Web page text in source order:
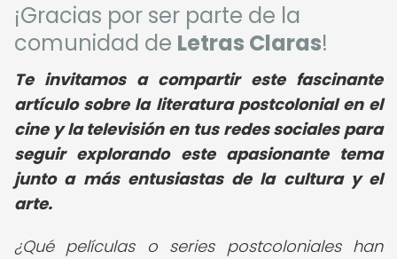
¡Gracias por ser parte de la
comunidad de Letras Claras!
Te invitamos a compartir este fascinante
artículo sobre la literatura postcolonial en el
cine y la televisión en tus redes sociales para
seguir explorando este apasionante tema
junto a más entusiastas de la cultura y el
arte.
¿Qué películas o series postcoloniales han